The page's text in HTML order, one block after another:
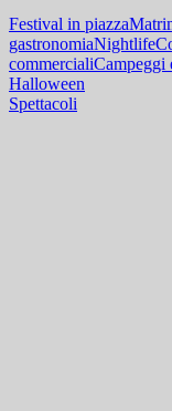
Festival in piazza
gastronomiaNightlife
commercialiCampeggi
Halloween
Spettacoli